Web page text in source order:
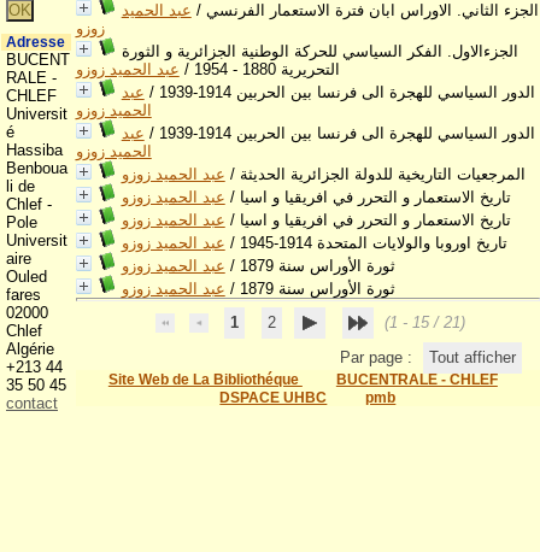
الجزء الثاني. الاوراس ابان فترة الاستعمار الفرنسي / عبد الحميد
زوزو
الجزءالاول. الفكر السياسي للحركة الوطنية الجزائرية و الثورة
التحريرية 1880 - 1954
/ عبد الحميد زوزو
الدور السياسي للهجرة الى فرنسا بين الحربين 1914-1939
/ عبد
الحميد زوزو
الدور السياسي للهجرة الى فرنسا بين الحربين 1914-1939
/ عبد
الحميد زوزو
المرجعيات التاريخية للدولة الجزائرية الحديثة / عبد الحميد زوزو
تاريخ الاستعمار و التحرر في افريقيا و اسيا / عبد الحميد زوزو
تاريخ الاستعمار و التحرر في افريقيا و اسيا / عبد الحميد زوزو
تاريخ اوروبا والولايات المتحدة 1914-1945
/ عبد الحميد زوزو
ثورة الأوراس سنة 1879
/ عبد الحميد زوزو
ثورة الأوراس سنة 1879
/ عبد الحميد زوزو
1
2
(1 - 15 / 21)
Par page :
Tout afficher
Site Web de La Bibliothéque
BUCENTRALE - CHLEF
DSPACE UHBC
pmb
Adresse
BUCENT
RALE -
CHLEF
Universit
é
Hassiba
Benboua
li de
Chlef -
Pole
Universit
aire
Ouled
fares
02000
Chlef
Algérie
+213 44
35 50 45
contact